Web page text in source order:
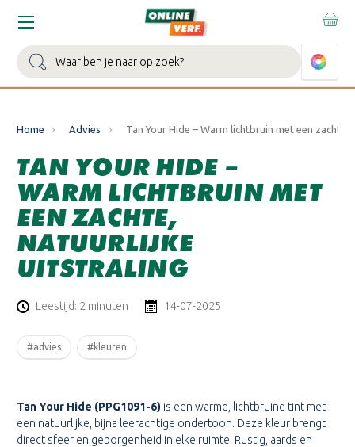
Zoeken
Home Advies Tan Your Hide – Warm lichtbruin met een
TAN YOUR HIDE –
WARM LICHTBRUIN MET
EEN ZACHTE,
NATUURLIJKE
UITSTRALING
Leestijd: 2 minuten 14-07-2025
#advies #kleuren
Tan Your Hide (PPG1091-6) is een warme, lichtbruine tint met
een natuurlijke, bijna leerachtige ondertoon. Deze kleur brengt
direct sfeer en geborgenheid in elke ruimte. Rustig, aards en